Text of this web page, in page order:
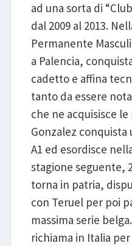
ad una sorta di
dal 2009 al 2013.
Permanente
a Palencia,
cadetto e affina
tanto da essere
che ne acquisisce
Gonzalez
A1 ed esordisce
stagione seguente,
torna in patria,
con Teruel per poi
massima serie
richiama in Italia